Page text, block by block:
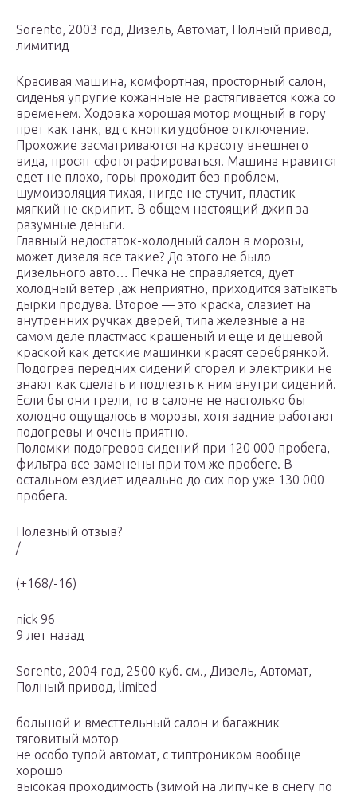
Sorento, 2003 год, Дизель, Автомат, Полный привод,
лимитид
Красивая машина, комфортная, просторный салон,
сиденья упругие кожанные не растягивается кожа со
временем. Ходовка хорошая мотор мощный в гору
прет как танк, вд с кнопки удобное отключение.
Прохожие засматриваются на красоту внешнего
вида, просят сфотографироваться. Машина нравится
едет не плохо, горы проходит без проблем,
шумоизоляция тихая, нигде не стучит, пластик
мягкий не скрипит. В общем настоящий джип за
разумные деньги.
Главный недостаток-холодный салон в морозы,
может дизеля все такие? До этого не было
дизельного авто… Печка не справляется, дует
холодный ветер ,аж неприятно, приходится затыкать
дырки продува. Второе — это краска, слазиет на
внутренних ручках дверей, типа железные а на
самом деле пластмасс крашеный и еще и дешевой
краской как детские машинки красят серебрянкой.
Подогрев передних сидений сгорел и электрики не
знают как сделать и подлезть к ним внутри сидений.
Если бы они грели, то в салоне не настолько бы
холодно ощущалось в морозы, хотя задние работают
подогревы и очень приятно.
Поломки подогревов сидений при 120 000 пробега,
фильтра все заменены при том же пробеге. В
остальном ездиет идеально до сих пор уже 130 000
пробега.
Полезный отзыв?
/
(+168/-16)
nick 96
9 лет назад
Sorento, 2004 год, 2500 куб. см., Дизель, Автомат,
Полный привод, limited
большой и вместтельный салон и багажник
тяговитый мотор
не особо тупой автомат, с типтроником вообще
хорошо
высокая проходимость (зимой на липучке в снегу по